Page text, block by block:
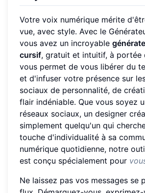
Votre voix numérique mérite
vue, avec style. Avec le
vous avez un incroyable
cursif, gratuit et intuitif, à portée
vous permet de vous libérer du
et d'infuser votre présence sur
sociaux de personnalité, de
flair indéniable. Que vous soyez
réseaux sociaux, un designer
simplement quelqu'un qui
touche d'individualité à sa
numérique quotidienne, notre
est conçu spécialement pour
Ne laissez pas vos messages se